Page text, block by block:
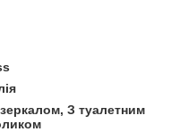
З туалетним